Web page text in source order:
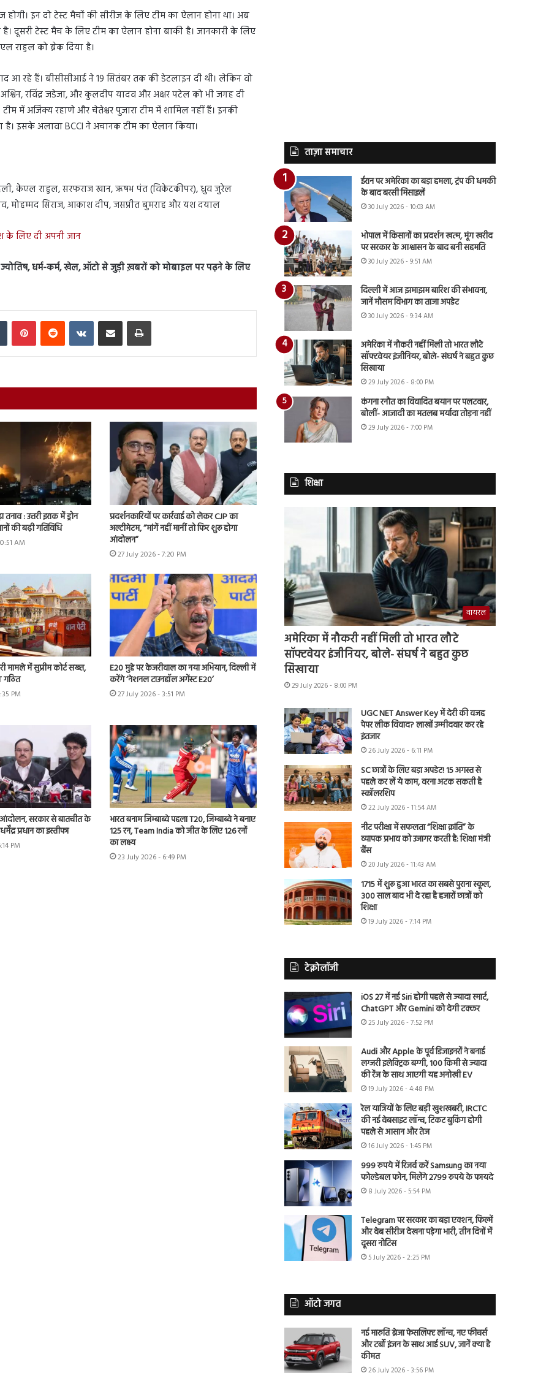
इन दो टेस्ट मैचों की सीरीज के लिए टीम का ऐलान होना था। अब
दूसरी टेस्ट मैच के लिए टीम का ऐलान होना बाकी है। जानकारी के लिए
राहुल को ब्रेक दिया है।
आ रहे हैं। बीसीसीआई ने 19 सितंबर तक की डेटलाइन दी थी। लेकिन वो
रविंद्र जडेजा, और कुलदीप यादव और अक्षर पटेल को भी जगह दी
में अजिंक्य रहाणे और चेतेश्वर पुजारा टीम में शामिल नहीं हैं। इनकी
इसके अलावा BCCI ने अचानक टीम का ऐलान किया।
केएल राहुल, सरफराज खान, ऋषभ पंत (विकेटकीपर), ध्रुव जुरेल
मोहम्मद सिराज, आकाश दीप, जसप्रीत बुमराह और यश दयाल
के लिए दी अपनी जान
ज्योतिष, धर्म-कर्म, खेल, ऑटो से जुड़ी ख़बरों को मोबाइल पर पढ़ने के लिए
Tumblr PinterestReddit VKontakteShare via Email Print
: उत्तरी इराक में ड्रोन
की बढ़ी गतिविधि
AM
प्रदर्शनकारियों पर कार्रवाई को लेकर CJP का
अल्टीमेटम, “मांगें नहीं मानीं तो फिर शुरू होगा
आंदोलन”
27 July 2026 - 7:20 PM
मामले में सुप्रीम कोर्ट सख्त,
गठित
PM
E20 मुद्दे पर केजरीवाल का नया अभियान, दिल्ली में
करेंगे ‘नेशनल टाउनहॉल अगेंस्ट E20’
27 July 2026 - 3:51 PM
सरकार से बातचीत के
प्रधान का इस्तीफा
PM
भारत बनाम जिम्बाब्वे पहला T20, जिम्बाब्वे ने बनाए
125 रन, Team India को जीत के लिए 126 रनों
का लक्ष्य
23 July 2026 - 6:49 PM
ताज़ा समाचार
ईरान पर अमेरिका का बड़ा हमला, ट्रंप की धमकी
के बाद बरसी मिसाइलें
30 July 2026 - 10:03 AM
भोपाल में किसानों का प्रदर्शन खत्म, मूंग खरीद
पर सरकार के आश्वासन के बाद बनी सहमति
30 July 2026 - 9:51 AM
दिल्ली में आज झमाझम बारिश की संभावना,
जानें मौसम विभाग का ताजा अपडेट
30 July 2026 - 9:34 AM
अमेरिका में नौकरी नहीं मिली तो भारत लौटे
सॉफ्टवेयर इंजीनियर, बोले- संघर्ष ने बहुत कुछ
सिखाया
29 July 2026 - 8:00 PM
कंगना रनौत का विवादित बयान पर पलटवार,
बोलीं- आजादी का मतलब मर्यादा तोड़ना नहीं
29 July 2026 - 7:00 PM
शिक्षा
वायरल
अमेरिका में नौकरी नहीं मिली तो भारत लौटे
सॉफ्टवेयर इंजीनियर, बोले- संघर्ष ने बहुत कुछ
सिखाया
29 July 2026 - 8:00 PM
UGC NET Answer Key में देरी की वजह
पेपर लीक विवाद? लाखों उम्मीदवार कर रहे
इंतजार
26 July 2026 - 6:11 PM
SC छात्रों के लिए बड़ा अपडेट! 15 अगस्त से
पहले कर लें ये काम, वरना अटक सकती है
स्कॉलरशिप
22 July 2026 - 11:54 AM
नीट परीक्षा में सफलता “शिक्षा क्रांति” के
व्यापक प्रभाव को उजागर करती है: शिक्षा मंत्री
बैंस
20 July 2026 - 11:43 AM
1715 में शुरू हुआ भारत का सबसे पुराना स्कूल,
300 साल बाद भी दे रहा है हजारों छात्रों को
शिक्षा
19 July 2026 - 7:14 PM
टेक्नोलॉजी
iOS 27 में नई Siri होगी पहले से ज्यादा स्मार्ट,
ChatGPT और Gemini को देगी टक्कर
25 July 2026 - 7:52 PM
Audi और Apple के पूर्व डिजाइनरों ने बनाई
लग्जरी इलेक्ट्रिक बग्गी, 100 किमी से ज्यादा
की रेंज के साथ आएगी यह अनोखी EV
19 July 2026 - 4:48 PM
रेल यात्रियों के लिए बड़ी खुशखबरी, IRCTC
की नई वेबसाइट लॉन्च, टिकट बुकिंग होगी
पहले से आसान और तेज
16 July 2026 - 1:45 PM
999 रुपये में रिजर्व करें Samsung का नया
फोल्डेबल फोन, मिलेंगे 2799 रुपये के फायदे
8 July 2026 - 5:54 PM
Telegram पर सरकार का बड़ा एक्शन, फिल्में
और वेब सीरीज देखना पड़ेगा भारी, तीन दिनों में
दूसरा नोटिस
5 July 2026 - 2:25 PM
ऑटो जगत
नई मारुति ब्रेजा फेसलिफ्ट लॉन्च, नए फीचर्स
और टर्बो इंजन के साथ आई SUV, जानें क्या है
कीमत
26 July 2026 - 3:56 PM